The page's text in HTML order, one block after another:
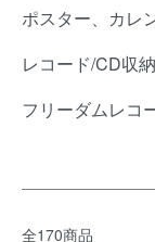
ポスター、カレ
レコード/CD収納
フリーダムレコ
全170商品